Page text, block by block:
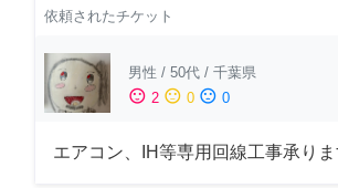
依頼されたチケット
男性 / 50代 / 千葉県
sentiment_satisfied 2 sentiment_neutral 0 sentiment_dissatisfied 0
エアコン、IH等専用回線工事承りま